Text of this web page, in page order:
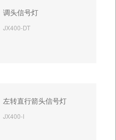
调头信号灯
JX400-DT
左转直行箭头信号灯
JX400-I